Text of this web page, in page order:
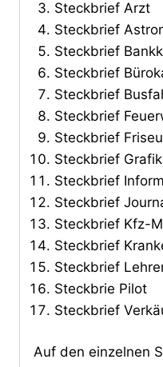
Steckbrief Arzt
Steckbrief
Steckbrief
Steckbrief
Steckbrief
Steckbrief
Steckbrief
Steckbrief
Steckbrief
Steckbrief
Steckbrief Kfz-
Steckbrief
Steckbrief
Steckbrie Pilot
Steckbrief
Auf den einzelnen